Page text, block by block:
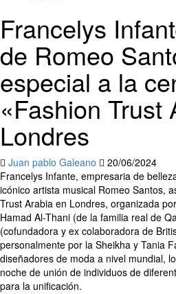
Francelys
de Romeo
especial a la
«Fashion Trust
Londres
Juan pablo Galeano
20/06/2024
Francelys Infante, empresaria de
icónico artista musical Romeo Santos,
Trust Arabia en Londres, organizada
Hamad Al-Thani (de la familia real de
(cofundadora y ex colaboradora de
personalmente por la Sheikha y Tania
diseñadores de moda a nivel mundial,
noche de unión de individuos de
para la unificación.